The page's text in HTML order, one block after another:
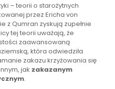
– teorii o starożytnych
przez Ericha von
z Qumran zyskują zupełnie
tej teorii uważają, że
zaawansowaną
która odwiedziła
zakazu krzyżowania się
jak zakazanym
.